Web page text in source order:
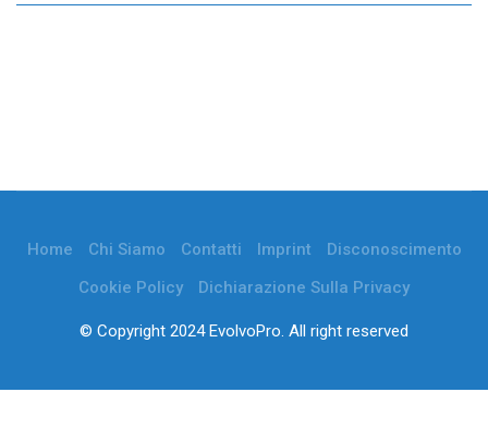
Home Chi Siamo Contatti Imprint
Disconoscimento
Cookie Policy
Dichiarazione Sulla Privacy
© Copyright 2024 EvolvoPro. All right reserved